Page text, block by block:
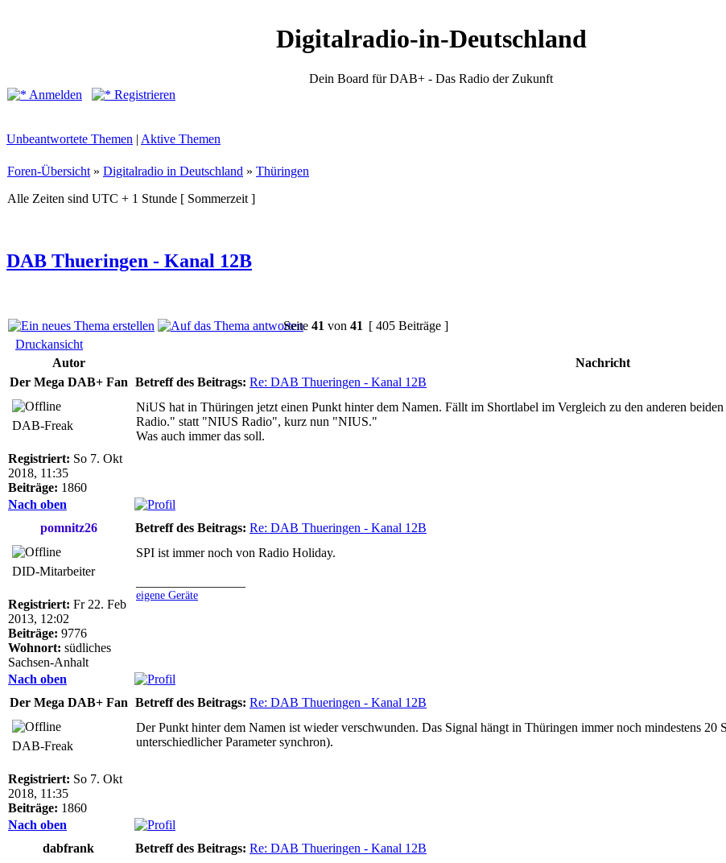
Digitalradio-in-Deutschland
Dein Board für DAB+ - Das Radio der Zukunft
Anmelden Registrieren
Unbeantwortete Themen | Aktive Themen
Foren-Übersicht » Digitalradio in Deutschland » Thüringen
Alle Zeiten sind UTC + 1 Stunde [ Sommerzeit ]
DAB Thueringen - Kanal 12B
Seite 41 von 41 [ 405 Beiträge ]
Druckansicht
Autor
Nachricht
Der Mega DAB+ Fan Betreff des Beitrags: Re: DAB Thueringen - Kanal 12B
DAB-Freak
Registriert: So 7. Okt
2018, 11:35
Beiträge: 1860
NiUS hat in Thüringen jetzt einen Punkt hinter dem Namen. Fällt im Shortlabel im Vergleich zu den anderen
Radio." statt "NIUS Radio", kurz nun "NIUS."
Was auch immer das soll.
Nach oben
pomnitz26
Betreff des Beitrags: Re: DAB Thueringen - Kanal 12B
DID-Mitarbeiter
Registriert: Fr 22. Feb
2013, 12:02
Beiträge: 9776
Wohnort: südliches
Sachsen-Anhalt
SPI ist immer noch von Radio Holiday.
eigene Geräte
Nach oben
Der Mega DAB+ Fan Betreff des Beitrags: Re: DAB Thueringen - Kanal 12B
DAB-Freak
Registriert: So 7. Okt
2018, 11:35
Beiträge: 1860
Der Punkt hinter dem Namen ist wieder verschwunden. Das Signal hängt in Thüringen immer noch mindestens 20
unterschiedlicher Parameter synchron).
Nach oben
dabfrank
Betreff des Beitrags: Re: DAB Thueringen - Kanal 12B